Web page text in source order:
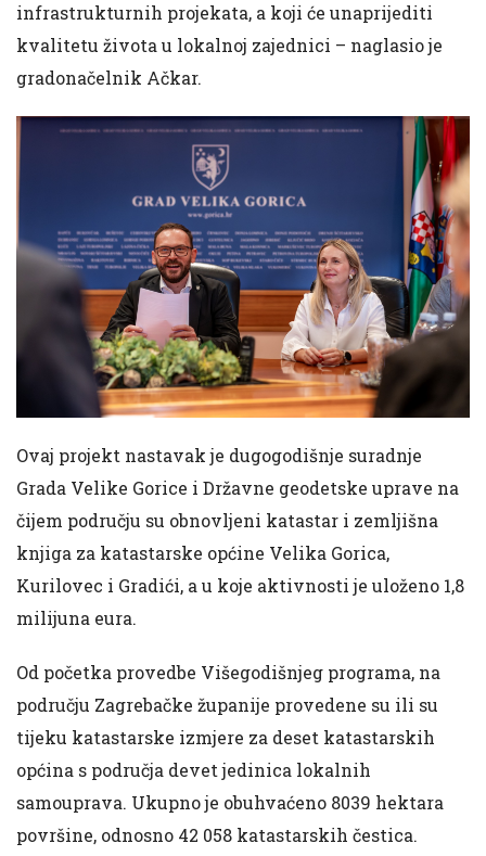
infrastrukturnih projekata, a koji će unaprijediti
kvalitetu života u lokalnoj zajednici – naglasio je
gradonačelnik Ačkar.
Ovaj projekt nastavak je dugogodišnje suradnje
Grada Velike Gorice i Državne geodetske uprave na
čijem području su obnovljeni katastar i zemljišna
knjiga za katastarske općine Velika Gorica,
Kurilovec i Gradići, a u koje aktivnosti je uloženo 1,8
milijuna eura.
Od početka provedbe Višegodišnjeg programa, na
području Zagrebačke županije provedene su ili su
tijeku katastarske izmjere za deset katastarskih
općina s područja devet jedinica lokalnih
samouprava. Ukupno je obuhvaćeno 8039 hektara
površine, odnosno 42 058 katastarskih čestica.